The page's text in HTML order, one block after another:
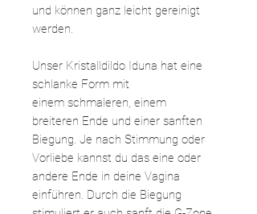
und können ganz leicht gereinigt
werden.
Unser Kristalldildo Iduna hat eine
schlanke Form mit
einem schmaleren, einem
breiteren Ende und einer sanften
Biegung. Je nach Stimmung oder
Vorliebe kannst du das eine oder
andere Ende in deine Vagina
einführen. Durch die Biegung